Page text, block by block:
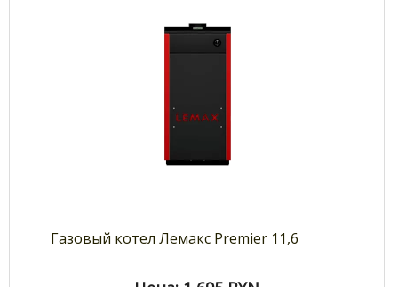
Газовый котел Лемакс Premier 11,6